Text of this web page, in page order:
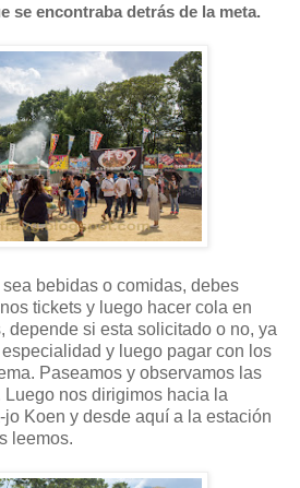
se encontraba detrás de la meta.
bebidas o comidas, debes
tickets y luego hacer cola en
depende si esta solicitado o no, ya
y luego pagar con los
Paseamos y observamos las
nos dirigimos hacia la
Koen y desde aquí a la estación
leemos.